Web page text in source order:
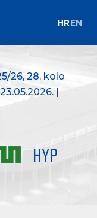
HREN
26, 28. kolo
|
HYP